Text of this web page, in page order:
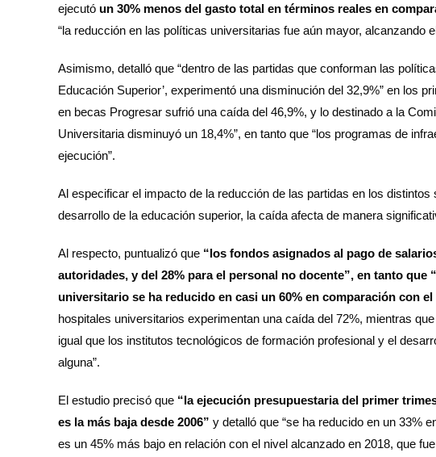
ejecutó un 30% menos del gasto total en términos reales en
“la reducción en las políticas universitarias fue aún mayor, alcanzando
Asimismo, detalló que “dentro de las partidas que conforman las
Educación Superior’, experimentó una disminución del 32,9%” en los
en becas Progresar sufrió una caída del 46,9%, y lo destinado a la
Universitaria disminuyó un 18,4%”, en tanto que “los programas de
ejecución”.
Al especificar el impacto de la reducción de las partidas en los
desarrollo de la educación superior, la caída afecta de manera
Al respecto, puntualizó que “los fondos asignados al pago de
autoridades, y del 28% para el personal no docente”, en tanto
universitario se ha reducido en casi un 60% en comparación con el
hospitales universitarios experimentan una caída del 72%, mientras
igual que los institutos tecnológicos de formación profesional y el
alguna”.
El estudio precisó que “la ejecución presupuestaria del primer
es la más baja desde 2006” y detalló que “se ha reducido en un 33%
es un 45% más bajo en relación con el nivel alcanzado en 2018, que